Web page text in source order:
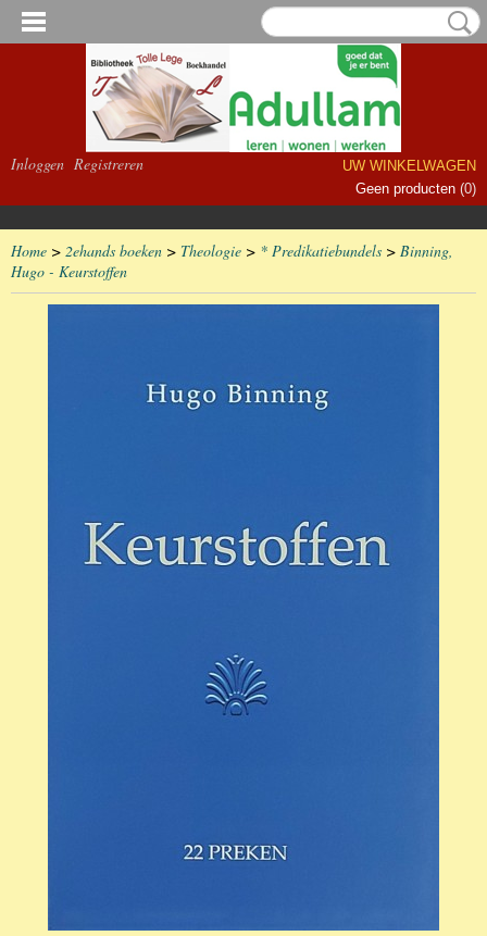
Inloggen Registreren
UW WINKELWAGEN
Geen producten (0)
Home > 2ehands boeken > Theologie > * Predikatiebundels > Binning,
Hugo - Keurstoffen